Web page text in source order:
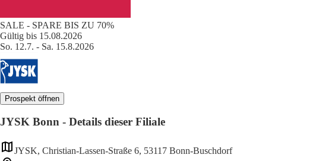
SALE - SPARE BIS ZU 70%
Gültig bis 15.08.2026
So. 12.7. - Sa. 15.8.2026
Prospekt öffnen
JYSK Bonn - Details dieser Filiale
JYSK, Christian-Lassen-Straße 6, 53117 Bonn-Buschdorf